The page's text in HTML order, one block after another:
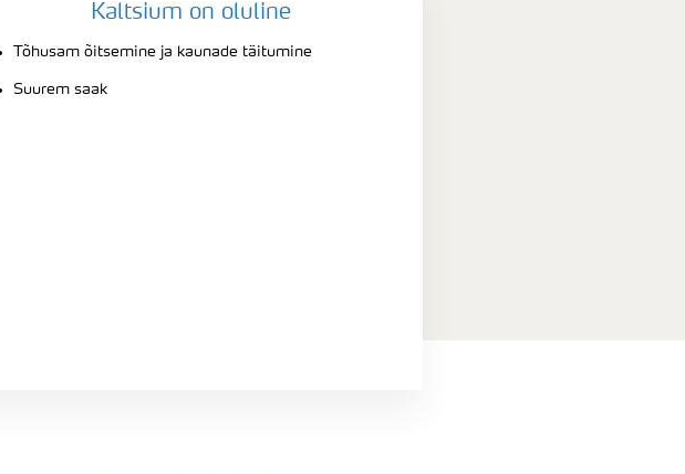
Kaltsium on oluline
Tõhusam õitsemine ja kaunade täitumine
Suurem saak